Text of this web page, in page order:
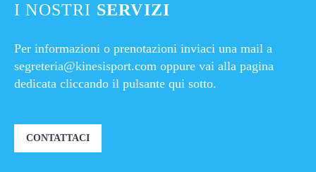
I NOSTRI SERVIZI
Per informazioni o prenotazioni inviaci una mail a
segreteria@kinesisport.com oppure vai alla pagina
dedicata cliccando il pulsante qui sotto.
CONTATTACI